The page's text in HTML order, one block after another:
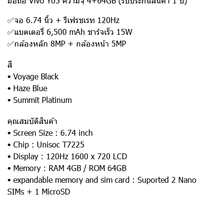
✅จอ 6.74 นิ้ว + รีเฟรชเรท 120Hz
✅แบตเตอรี่ 6,500 mAh ชาร์จเร็ว 15W
✅กล้องหลัก 8MP + กล้องหน้า 5MP
สี
• Voyage Black
• Haze Blue
• Summit Platinum
คุณสมบัติสินค้า
• Screen Size : 6.74 inch
• Chip : Unisoc T7225
• Display : 120Hz 1600 x 720 LCD
• Memory : RAM 4GB / ROM 64GB
• expandable memory and sim card : Suported 2 Nano
SIMs + 1 MicroSD